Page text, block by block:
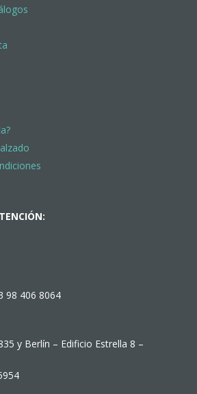
98 406 8064
y Berlín – Edificio Estrella 8 –